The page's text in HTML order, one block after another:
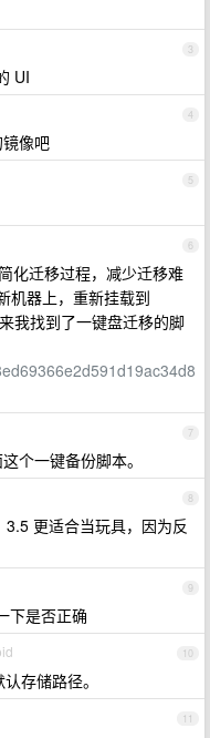
3
UI
4
像吧
5
6
化迁移过程，减少迁移难
机器上，重新挂载到
我找到了一键盘迁移的脚
7
个一键备份脚本。
8
更适合当玩具，因为反
9
下是否正确
10
存储路径。
11